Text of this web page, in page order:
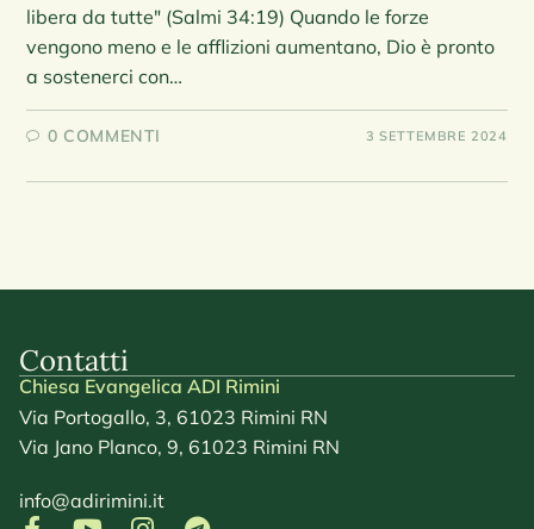
libera da tutte" (Salmi 34:19) Quando le forze
vengono meno e le afflizioni aumentano, Dio è pronto
a sostenerci con…
0 COMMENTI 3 SETTEMBRE 2024
Contatti
Chiesa Evangelica ADI Rimini
Via Portogallo, 3, 61023 Rimini RN
Via Jano Planco, 9, 61023 Rimini RN
info@adirimini.it